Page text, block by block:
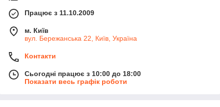
Працює з 11.10.2009
м. Київ
вул. Бережанська 22, Київ, Україна
Контакти
Сьогодні працює з 10:00 до 18:00
Показати весь графік роботи